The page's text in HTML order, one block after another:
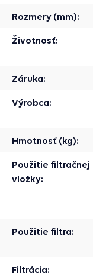
Rozmery (mm):
Životnosť:
Záruka:
Výrobca:
Hmotnosť (kg):
Použitie filtračnej
vložky:
Použitie filtra:
Filtrácia: